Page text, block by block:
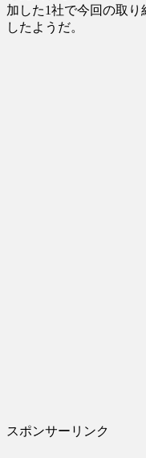
加した1社で今回の取
したようだ。
スポンサーリンク